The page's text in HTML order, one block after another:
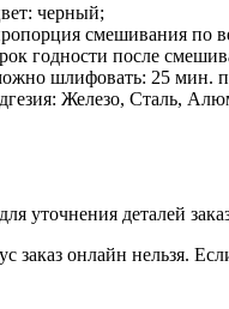
черный;
смешивания по
годности после
шлифовать: 25 мин.
Железо, Сталь,
уточнения деталей
заказ онлайн нельзя.